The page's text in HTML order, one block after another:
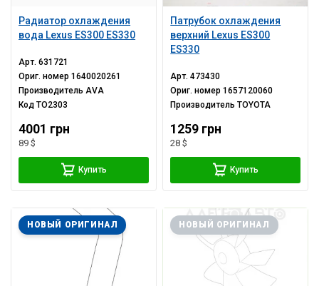
Радиатор охлаждения
вода Lexus ES300 ES330
Арт.631721
Ориг. номер1640020261
ПроизводительAVA
КодTO2303
4001 грн
89 $
Купить
Патрубок охлаждения
верхний Lexus ES300
ES330
Арт.473430
Ориг. номер1657120060
ПроизводительTOYOTA
1259 грн
28 $
Купить
НОВЫЙ ОРИГИНАЛ НОВЫЙ ОРИГИНАЛ